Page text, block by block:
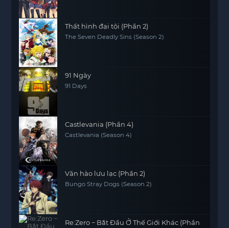
Thất hình đại tội (Phần 2)
The Seven Deadly Sins (Season 2)
91 Ngày
91 Days
Castlevania (Phần 4)
Castlevania (Season 4)
Văn hào lưu lạc (Phần 2)
Bungo Stray Dogs (Season 2)
Re:Zero − Bắt Đầu Ở Thế Giới Khác (Phần